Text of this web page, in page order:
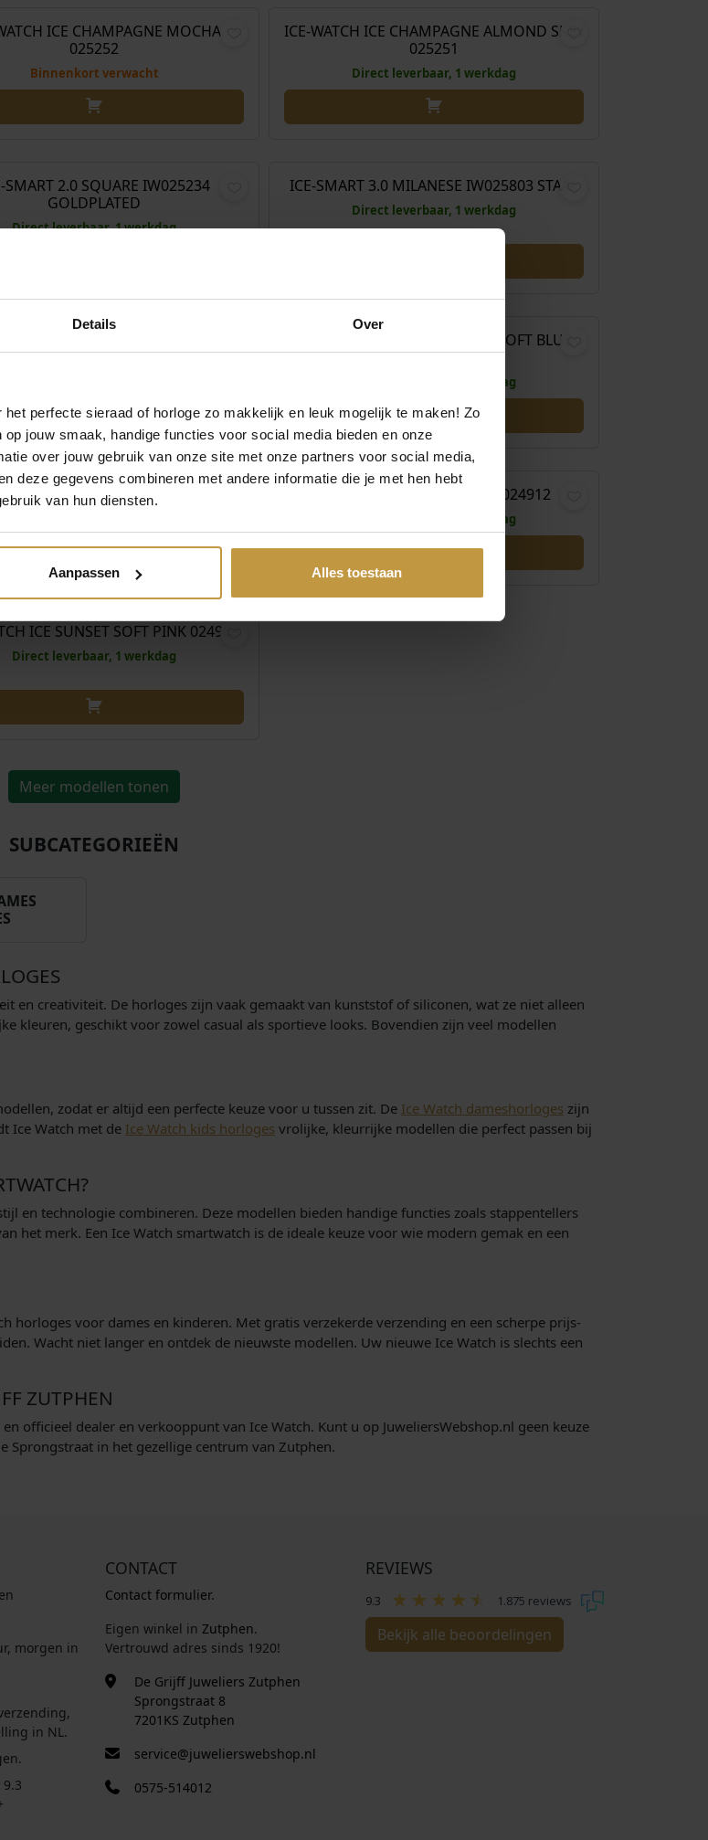
Details Over
perfecte sieraad of horloge zo makkelijk en leuk mogelijk te maken! Zo
jouw smaak, handige functies voor social media bieden en onze
over jouw gebruik van onze site met onze partners voor social media,
deze gegevens combineren met andere informatie die je met hen hebt
van hun diensten.
Aanpassen Alles toestaan
ICE CHAMPAGNE MOCHA
025252
Binnenkort verwacht
ICE-WATCH ICE CHAMPAGNE ALMOND SKIN
025251
Direct leverbaar, 1 werkdag
SMART 2.0 SQUARE IW025234
GOLDPLATED
Direct leverbaar, 1 werkdag
ICE-SMART 3.0 MILANESE IW025803 STAAL
Direct leverbaar, 1 werkdag
€99,00
024916
ICE-FIND ICE WATCH PURPLE SOFT BLUE
024915
Direct leverbaar, 1 werkdag
99,00
FIND ICE WATCH BLUE 024913 ICE-FIND ICE WATCH DINO 024912
Direct leverbaar, 1 werkdag
ICE SUNSET SOFT PINK 024988
Direct leverbaar, 1 werkdag
Meer modellen tonen
SUBCATEGORIEËN
en creativiteit. De horloges zijn vaak gemaakt van kunststof of siliconen, wat ze niet alleen
kleuren, geschikt voor zowel casual als sportieve looks. Bovendien zijn veel modellen
zodat er altijd een perfecte keuze voor u tussen zit. De Ice Watch dameshorloges zijn
Ice Watch met de Ice Watch kids horloges vrolijke, kleurrijke modellen die perfect passen bij
en technologie combineren. Deze modellen bieden handige functies zoals stappentellers
het merk. Een Ice Watch smartwatch is de ideale keuze voor wie modern gemak en een
horloges voor dames en kinderen. Met gratis verzekerde verzending en een scherpe prijs-
Wacht niet langer en ontdek de nieuwste modellen. Uw nieuwe Ice Watch is slechts een
ZUTPHEN
officieel dealer en verkooppunt van Ice Watch. Kunt u op JuweliersWebshop.nl geen keuze
Sprongstraat in het gezellige centrum van Zutphen.
morgen in
in NL.
CONTACT
Contact formulier.
Eigen winkel in Zutphen.
Vertrouwd adres sinds 1920!
De Grijff Juweliers Zutphen
Sprongstraat 8
7201KS Zutphen
service@juwelierswebshop.nl
0575-514012
REVIEWS
9.3 1.875 reviews
Bekijk alle beoordelingen